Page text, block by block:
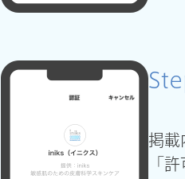
掲載
「